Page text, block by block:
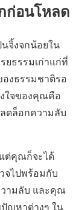
ก่อนโหลด
จิ้งจกน้อยใน
ยธรรมเก่าแก่ที่
งธรรมชาติรอ
ใจของคุณคือ
ดล็อกความลับ
ต่คุณก็จะได้
จไปพร้อมกับ
วามลับ และคุณ
ญหาต่างๆ ใน